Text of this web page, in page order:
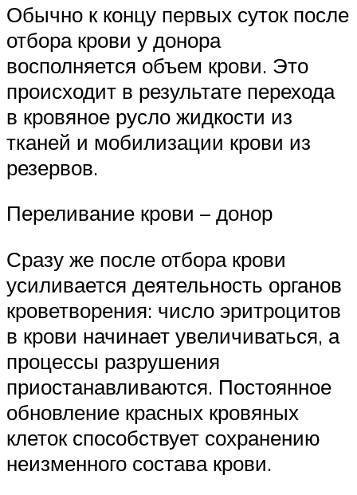
Обычно к концу первых суток после
отбора крови у донора
восполняется объем крови. Это
происходит в результате перехода
в кровяное русло жидкости из
тканей и мобилизации крови из
резервов.
Переливание крови – донор
Сразу же после отбора крови
усиливается деятельность органов
кроветворения: число эритроцитов
в крови начинает увеличиваться, а
процессы разрушения
приостанавливаются. Постоянное
обновление красных кровяных
клеток способствует сохранению
неизменного состава крови.